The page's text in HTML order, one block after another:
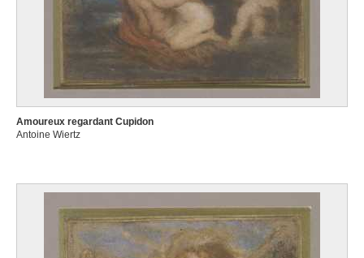
Amoureux regardant Cupidon
Antoine Wiertz